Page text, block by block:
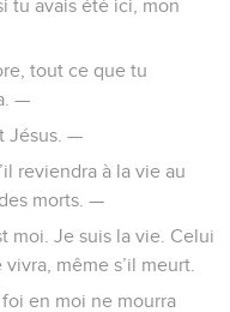
tu avais été ici, mon
tout ce que tu
—
Jésus. —
reviendra à la vie au
morts. —
moi. Je suis la vie. Celui
même s’il meurt.
en moi ne mourra